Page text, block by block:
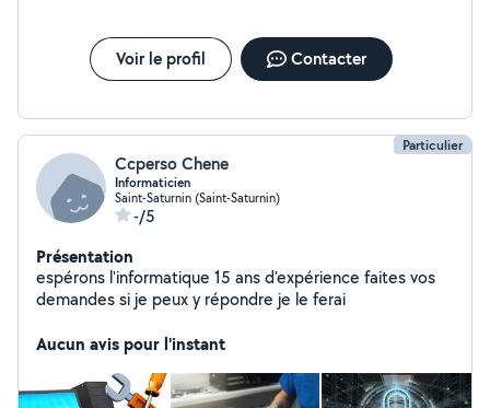
Voir le profil Contacter
Particulier
Ccperso Chene
Informaticien
Saint-Saturnin (Saint-Saturnin)
-/5
Présentation
espérons l'informatique 15 ans d'expérience faites vos
demandes si je peux y répondre je le ferai
Aucun avis pour l'instant